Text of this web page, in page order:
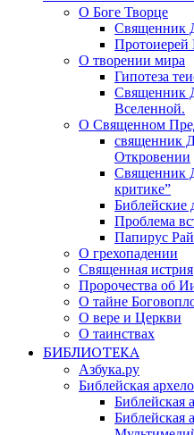
О Боге Творце
Священник
Протоиерей
О творении мира
Гипотеза
Священник
Вселенной.
О Священном
священник
Откровении
Священник
критике”
Библейские
Проблема
Папирус
О грехопадении
Священная истрия
Пророчества об
О тайне
О вере и Церкви
О таинствах
БИБЛИОТЕКА
Азбука.ру
Библейская
Библейская
Библейская